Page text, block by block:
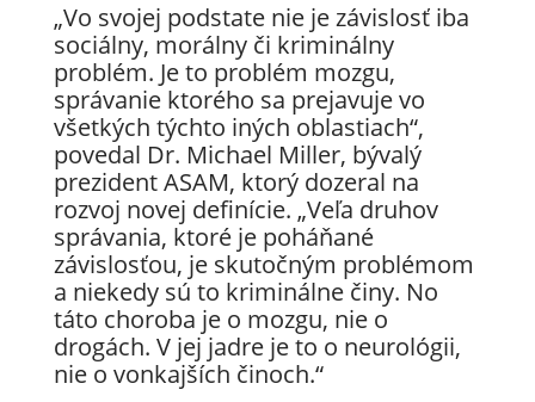
„Vo svojej podstate nie je závislosť iba
sociálny, morálny či kriminálny
problém. Je to problém mozgu,
správanie ktorého sa prejavuje vo
všetkých týchto iných oblastiach“,
povedal Dr. Michael Miller, bývalý
prezident ASAM, ktorý dozeral na
rozvoj novej definície. „Veľa druhov
správania, ktoré je poháňané
závislosťou, je skutočným problémom
a niekedy sú to kriminálne činy. No
táto choroba je o mozgu, nie o
drogách. V jej jadre je to o neurológii,
nie o vonkajších činoch.“